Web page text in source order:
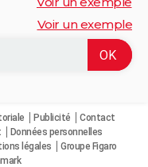
Voir un exemple
Publicité
Contact
Données personnelles
légales
Groupe Figaro